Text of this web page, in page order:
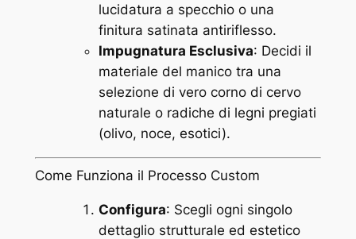
n
t
lucidatura a specchio o una
finitura satinata antiriflesso.
Impugnatura Esclusiva: Decidi il
materiale del manico tra una
selezione di vero corno di cervo
naturale o radiche di legni pregiati
(olivo, noce, esotici).
Come Funziona il Processo Custom
Configura: Scegli ogni singolo
dettaglio strutturale ed estetico